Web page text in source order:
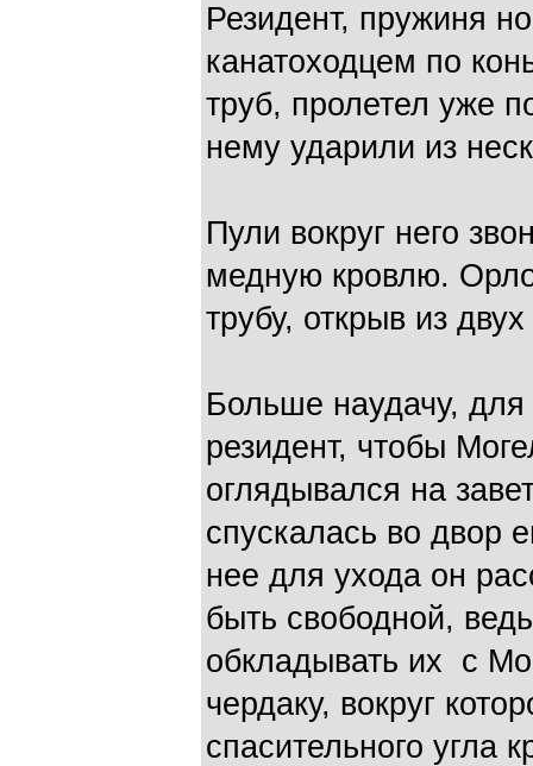
Резидент, пружиня
канатоходцем по
труб, пролетел уже
нему ударили из
Пули вокруг него
медную кровлю.
трубу, открыв из
Больше наудачу,
резидент, чтобы
оглядывался на
спускалась во двор
нее для ухода он
быть свободной,
обкладывать их с
чердаку, вокруг
спасительного угла